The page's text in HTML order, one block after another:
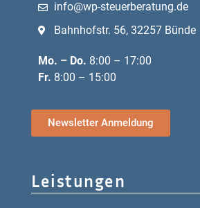
info@wp-steuerberatung.de
Bahnhofstr. 56, 32257 Bünde
Mo. – Do. 8:00 – 17:00
Fr. 8:00 – 15:00
Newsletter Anmeldung
Leistungen